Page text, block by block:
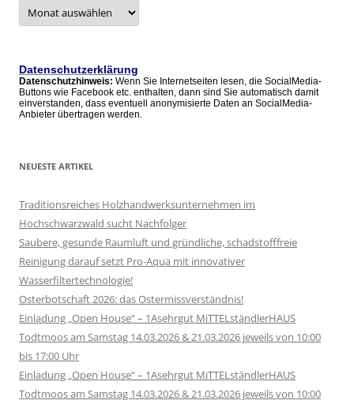
Archive
alle
Datenschutzerklärung
Datenschutzhinweis: Wenn Sie Internetseiten lesen, die SocialMedia-
Buttons wie Facebook etc. enthalten, dann sind Sie automatisch damit
einverstanden, dass eventuell anonymisierte Daten an SocialMedia-
Anbieter übertragen werden.
NEUESTE ARTIKEL
Traditionsreiches Holzhandwerksunternehmen im
Hochschwarzwald sucht Nachfolger
Saubere, gesunde Raumluft und gründliche, schadstofffreie
Reinigung darauf setzt Pro-Aqua mit innovativer
Wasserfiltertechnologie!
Osterbotschaft 2026: das Ostermissverständnis!
Einladung „Open House“ – 1Asehrgut MiTTELständlerHAUS
Todtmoos am Samstag 14.03.2026 & 21.03.2026 jeweils von 10:00
bis 17:00 Uhr
Einladung „Open House“ – 1Asehrgut MiTTELständlerHAUS
Todtmoos am Samstag 14.03.2026 & 21.03.2026 jeweils von 10:00